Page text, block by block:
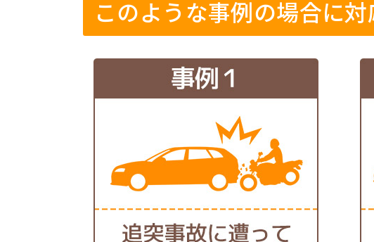
このような事例の場合に